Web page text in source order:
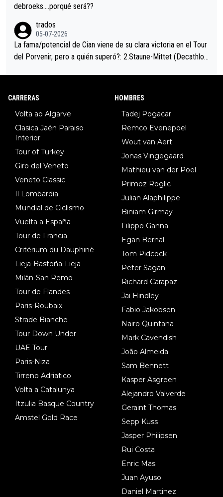
debroeks….porqué será??
trados
05-07-2026
La fama/potencial de Cian viene de su clara victoria en el Tour
del Porvenir, pero a quién superó?: 2.Staune-Mittet (Decathlon,
8.Lenny Martinez (Bahrein), 9. Van Belle (Visma), 10. Vacek (Li
CARRERAS
Volta ao Algarve
Clasica Jaén Paraiso
Interior
Tour of Turkey
Giro del Veneto
Veneto Classic
Il Lombardia
Mundial de Ciclismo
Vuelta a España
Tour de Francia
Critérium du Dauphiné
Lieja-Bastoña-Lieja
Milán-San Remo
Tour de Flandes
Paris-Roubaix
Strade Bianche
Tour Down Under
UAE Tour
Paris-Niza
Tirreno Adriatico
Volta a Catalunya
Itzulia Basque Country
Amstel Gold Race
HOMBRES
Tadej Pogacar
Remco Evenepoel
Wout van Aert
Jonas Vingegaard
Mathieu van der Poel
Primoz Roglic
Julian Alaphilippe
Biniam Girmay
Filippo Ganna
Egan Bernal
Tom Pidcock
Peter Sagan
Richard Carapaz
Jai Hindley
Fabio Jakobsen
Nairo Quintana
Mark Cavendish
João Almeida
Sam Bennett
Kasper Asgreen
Alejandro Valverde
Geraint Thomas
Sepp Kuss
Jasper Philipsen
Rui Costa
Enric Mas
Juan Ayuso
Daniel Martinez